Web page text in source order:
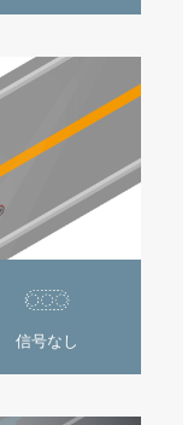
信号なし